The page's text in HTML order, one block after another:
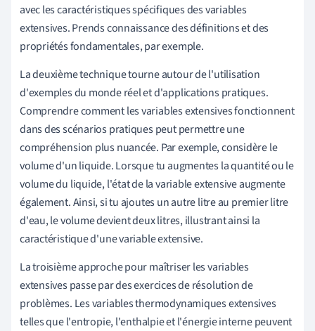
avec les caractéristiques spécifiques des variables
extensives. Prends connaissance des définitions et des
propriétés fondamentales, par exemple.
La deuxième technique tourne autour de l'utilisation
d'exemples du monde réel et d'applications pratiques.
Comprendre comment les variables extensives fonctionnent
dans des scénarios pratiques peut permettre une
compréhension plus nuancée. Par exemple, considère le
volume d'un liquide. Lorsque tu augmentes la quantité ou le
volume du liquide, l'état de la variable extensive augmente
également. Ainsi, si tu ajoutes un autre litre au premier litre
d'eau, le volume devient deux litres, illustrant ainsi la
caractéristique d'une variable extensive.
La troisième approche pour maîtriser les variables
extensives passe par des exercices de résolution de
problèmes. Les variables thermodynamiques extensives
telles que l'entropie, l'enthalpie et l'énergie interne peuvent